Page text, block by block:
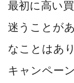
最初に高い
迷うことが
なことはあ
キャンペー